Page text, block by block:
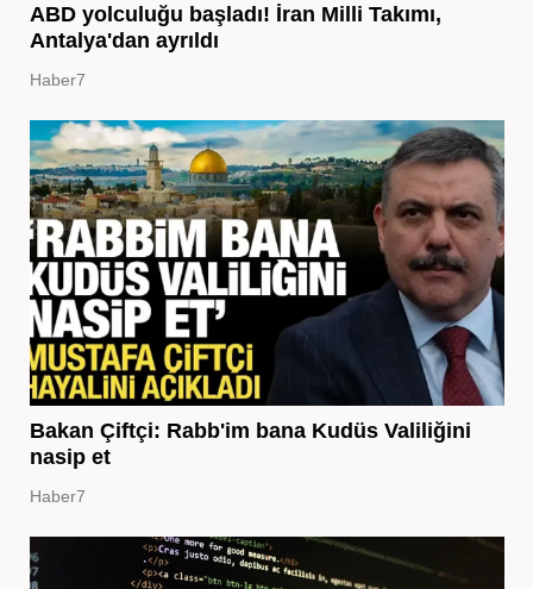
ABD yolculuğu başladı! İran Milli Takımı,
Antalya'dan ayrıldı
Haber7
Bakan Çiftçi: Rabb'im bana Kudüs Valiliğini
nasip et
Haber7